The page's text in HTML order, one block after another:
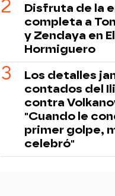
Disfruta de la
completa a
y Zendaya en El
Hormiguero
Los detalles
contados del
contra
"Cuando le
primer golpe,
celebró"